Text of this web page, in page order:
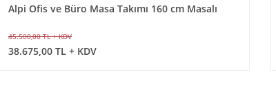
Alpi Ofis ve Büro Masa Takımı 160 cm Masalı
45.500,00 TL + KDV
38.675,00 TL + KDV